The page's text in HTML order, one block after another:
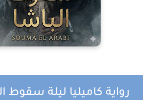
رواية كاميليا ليلة سقوط